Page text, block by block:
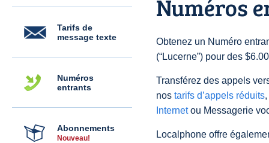
Tarifs de
message texte
Numéros
entrants
Abonnements
Nouveau!
Numéros
Obtenez un Numéro
(“Lucerne”) pour des
Transférez des appels
nos tarifs d’appels réduits
Internetou Messagerie
Localphone offre